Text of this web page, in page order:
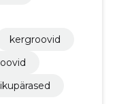
kergroovid